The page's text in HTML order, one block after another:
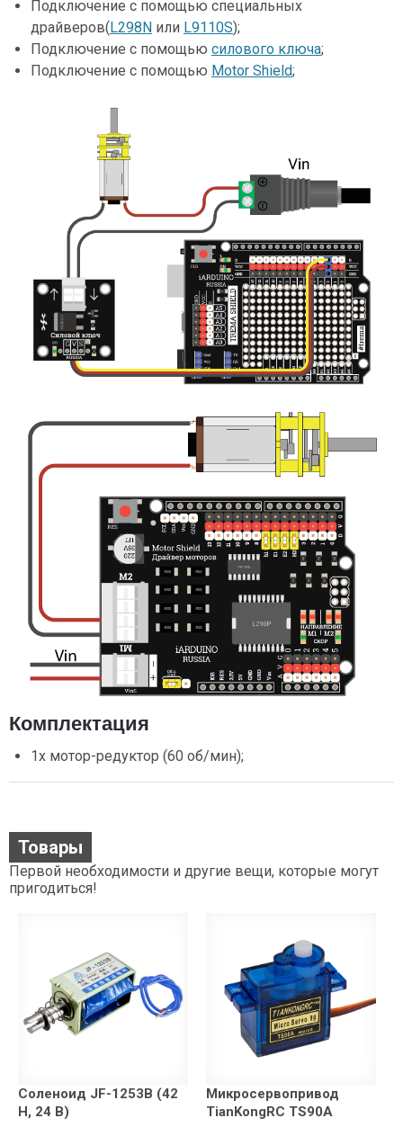
Подключение с помощью специальных
драйверов(L298N или L9110S);
Подключение с помощью силового ключа;
Подключение с помощью Motor Shield;
Комплектация
1х мотор-редуктор (60 об/мин);
Товары
Первой необходимости и другие вещи, которые могут
пригодиться!
Соленоид JF-1253B (42
Н, 24 В)
Микросервопривод
TianKongRC TS90A